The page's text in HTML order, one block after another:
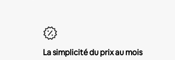
La simplicité du prix au mois